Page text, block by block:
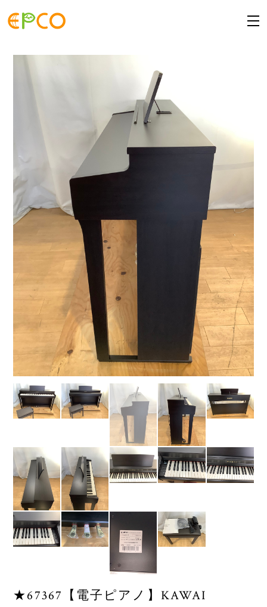
★67367【電子ピアノ】KAWAI